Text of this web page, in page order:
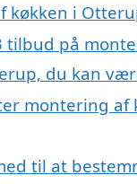
køkken i
tilbud på
du kan
montering af
til at